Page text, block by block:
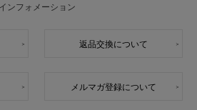
インフォメーション
返品交換について
メルマガ登録について